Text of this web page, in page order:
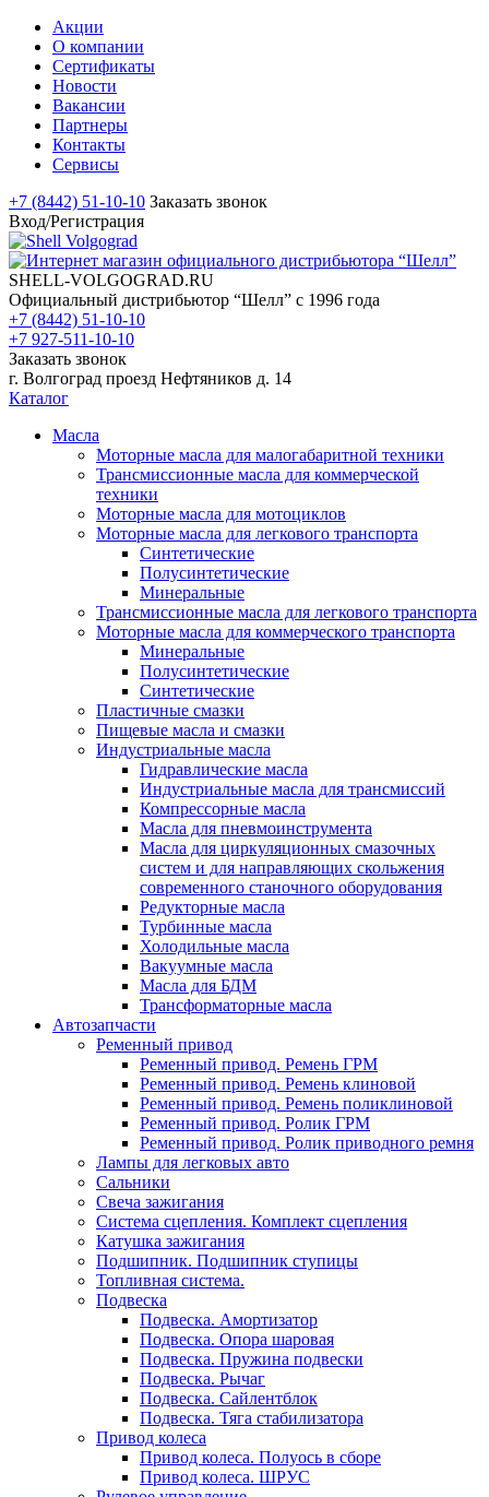
Акции
О компании
Сертификаты
Новости
Вакансии
Партнеры
Контакты
Сервисы
+7 (8442) 51-10-10 Заказать звонок
Вход/Регистрация
SHELL-VOLGOGRAD.RU
Официальный дистрибьютор “Шелл” с 1996 года
+7 (8442) 51-10-10
+7 927-511-10-10
Заказать звонок
г. Волгоград проезд Нефтяников д. 14
Каталог
Масла
Моторные масла для малогабаритной техники
Трансмиссионные масла для коммерческой
техники
Моторные масла для мотоциклов
Моторные масла для легкового транспорта
Синтетические
Полусинтетические
Минеральные
Трансмиссионные масла для легкового транспорта
Моторные масла для коммерческого транспорта
Минеральные
Полусинтетические
Синтетические
Пластичные смазки
Пищевые масла и смазки
Индустриальные масла
Гидравлические масла
Индустриальные масла для трансмиссий
Компрессорные масла
Масла для пневмоинструмента
Масла для циркуляционных смазочных
систем и для направляющих скольжения
современного станочного оборудования
Редукторные масла
Турбинные масла
Холодильные масла
Вакуумные масла
Масла для БДМ
Трансформаторные масла
Автозапчасти
Ременный привод
Ременный привод. Ремень ГРМ
Ременный привод. Ремень клиновой
Ременный привод. Ремень поликлиновой
Ременный привод. Ролик ГРМ
Ременный привод. Ролик приводного ремня
Лампы для легковых авто
Сальники
Свеча зажигания
Система сцепления. Комплект сцепления
Катушка зажигания
Подшипник. Подшипник ступицы
Топливная система.
Подвеска
Подвеска. Амортизатор
Подвеска. Опора шаровая
Подвеска. Пружина подвески
Подвеска. Рычаг
Подвеска. Сайлентблок
Подвеска. Тяга стабилизатора
Привод колеса
Привод колеса. Полуось в сборе
Привод колеса. ШРУС